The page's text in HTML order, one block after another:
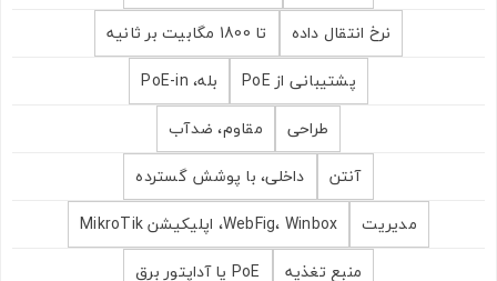
نرخ انتقال داده
تا 1800 مگابیت بر ثانیه
پشتیبانی از PoE
بله، PoE-in
طراحی
مقاوم، ضدآب
آنتن
داخلی، با پوشش گسترده
مدیریت
WebFig، Winbox، اپلیکیشن MikroTik
منبع تغذیه
PoE یا آداپتور برق